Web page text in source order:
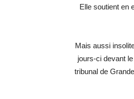
Elle soutient en
Mais aussi
jours-ci devant
tribunal de